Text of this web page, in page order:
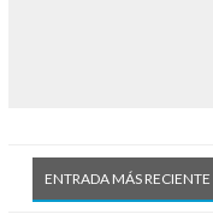
ENTRADA MÁS RECIENTE